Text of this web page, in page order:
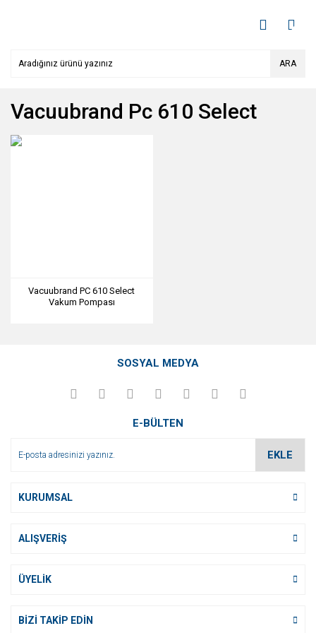
ARA
Vacuubrand Pc 610 Select
Vacuubrand PC 610 Select
Vakum Pompası
SOSYAL MEDYA
E-BÜLTEN
EKLE
KURUMSAL
ALIŞVERİŞ
ÜYELİK
BİZİ TAKİP EDİN